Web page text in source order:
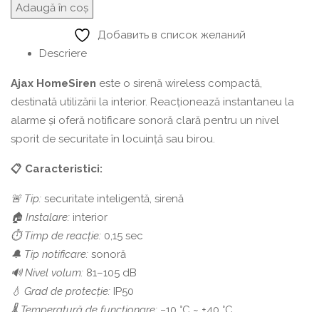
Adaugă în coș
Добавить в список желаний
Descriere
Ajax HomeSiren este o sirenă wireless compactă,
destinată utilizării la interior. Reacționează instantaneu la
alarme și oferă notificare sonoră clară pentru un nivel
sporit de securitate în locuință sau birou.
📋 Caracteristici:
🚨 Tip: securitate inteligentă, sirenă
🏠 Instalare: interior
⏱ Timp de reacție: 0,15 sec
🔔 Tip notificare: sonoră
🔊 Nivel volum: 81–105 dB
💧 Grad de protecție: IP50